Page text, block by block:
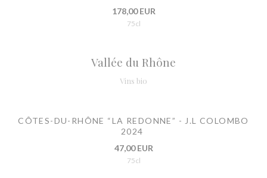
178,00 EUR
75cl
Vallée du Rhône
Vins bio
CÔTES-DU-RHÔNE “LA REDONNE” - J.L COLOMBO
2024
47,00 EUR
75cl